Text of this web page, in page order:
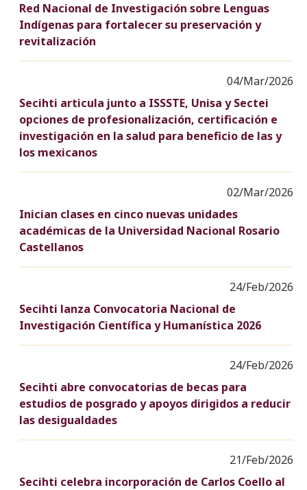
Red Nacional de Investigación sobre Lenguas
Indígenas para fortalecer su preservación y
revitalización
04/Mar/2026
Secihti articula junto a ISSSTE, Unisa y Sectei
opciones de profesionalización, certificación e
investigación en la salud para beneficio de las y
los mexicanos
02/Mar/2026
Inician clases en cinco nuevas unidades
académicas de la Universidad Nacional Rosario
Castellanos
24/Feb/2026
Secihti lanza Convocatoria Nacional de
Investigación Científica y Humanística 2026
24/Feb/2026
Secihti abre convocatorias de becas para
estudios de posgrado y apoyos dirigidos a reducir
las desigualdades
21/Feb/2026
Secihti celebra incorporación de Carlos Coello al